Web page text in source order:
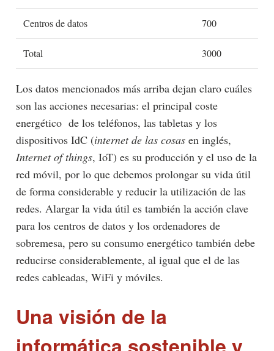
Centros de datos 700
Total 3000
Los datos mencionados más arriba dejan claro cuáles
son las acciones necesarias: el principal coste
energético de los teléfonos, las tabletas y los
dispositivos IdC (internet de las cosasen inglés,
Internet of things, IoT) es su producción y el uso de la
red móvil, por lo que debemos prolongar su vida útil
de forma considerable y reducir la utilización de las
redes. Alargar la vida útil es también la acción clave
para los centros de datos y los ordenadores de
sobremesa, pero su consumo energético también debe
reducirse considerablemente, al igual que el de las
redes cableadas, WiFi y móviles.
Una visión de la